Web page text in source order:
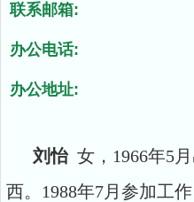
联系邮箱:
办公电话:
办公地址:
刘怡 女，1966年5
西。1988年7月参加工